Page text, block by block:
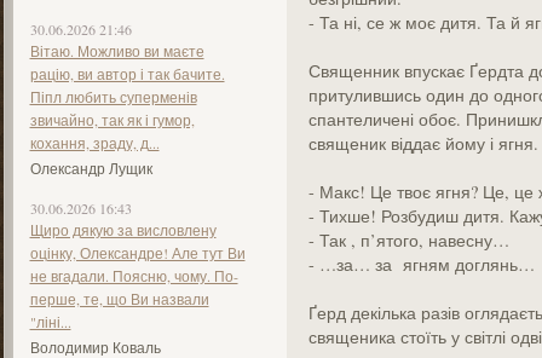
30.06.2026 21:46
Вітаю. Можливо ви маєте
рацію, ви автор і так бачите.
Піпл любить суперменів
звичайно, так як і гумор,
кохання, зраду, д...
Олександр Лущик
30.06.2026 16:43
Щиро дякую за висловлену
оцінку, Олександре! Але тут Ви
не вгадали. Поясню, чому. По-
перше, те, що Ви назвали
"ліні...
Володимир Коваль
- Та ні, се ж моє дитя. Та й
Священник впускає Ґердта
притулившись один до
спантеличені обоє.
священик віддає йому і ягня.
- Макс! Це твоє ягня? Це,
- Тихше! Розбудиш дитя.
- Так , п’ятого, навесну…
- …за… за ягням доглянь…
Ґерд декілька разів
священика стоїть у світлі